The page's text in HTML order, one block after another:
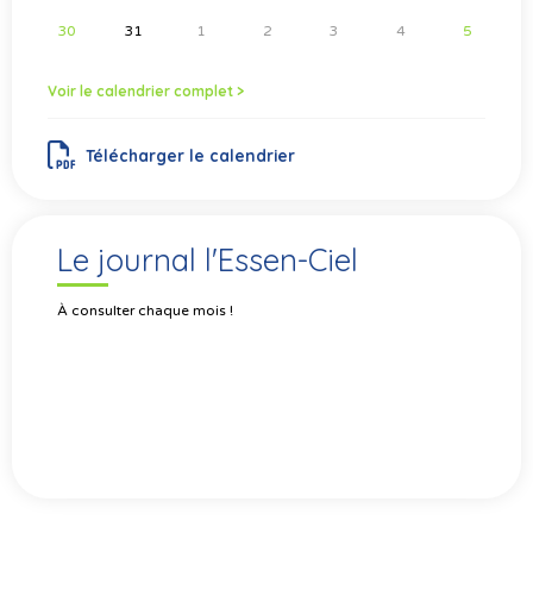
30 31 1 2 3 4 5
Voir le calendrier complet >
Télécharger le calendrier
Le journal l'Essen-Ciel
À consulter chaque mois !